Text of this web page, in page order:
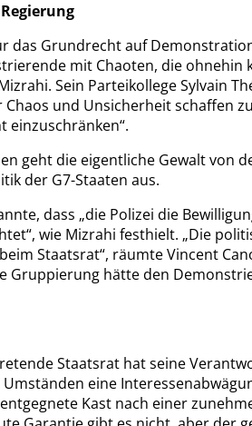
das Grundrecht auf
mit Chaoten, die ohnehin
Sein Parteikollege Sylvain
und Unsicherheit schaffen
einzuschränken“.
geht die eigentliche Gewalt von
der G7-Staaten aus.
dass „die Polizei die
wie Mizrahi festhielt. „Die
Staatsrat“, räumte Vincent
Gruppierung hätte den
Staatsrat hat seine
eine
Kast nach einer